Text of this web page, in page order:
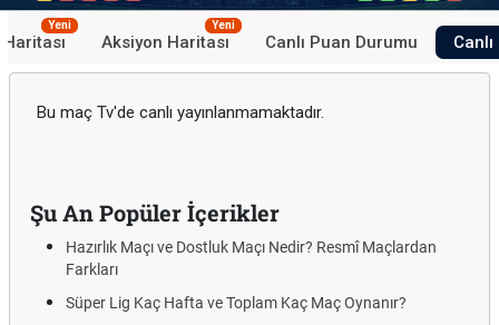
Haritası
Yeni
Aksiyon Haritası
Yeni
Canlı Puan Durumu
Bu maç Tv'de canlı yayınlanmamaktadır.
Şu An Popüler İçerikler
Hazırlık Maçı ve Dostluk Maçı Nedir? Resmî Maçlardan
Farkları
Süper Lig Kaç Hafta ve Toplam Kaç Maç Oynanır?